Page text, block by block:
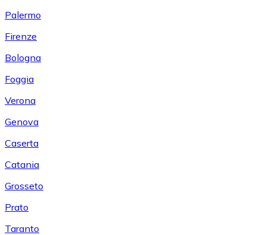
Palermo
Firenze
Bologna
Foggia
Verona
Genova
Caserta
Catania
Grosseto
Prato
Taranto